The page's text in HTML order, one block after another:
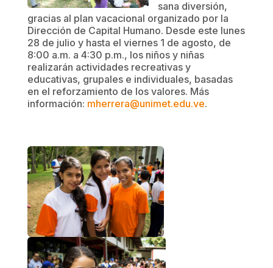
sana diversión,
gracias al plan vacacional organizado por la
Dirección de Capital Humano. Desde este lunes
28 de julio y hasta el viernes 1 de agosto, de
8:00 a.m. a 4:30 p.m., los niños y niñas
realizarán actividades recreativas y
educativas, grupales e individuales, basadas
en el reforzamiento de los valores. Más
información: mherrera@unimet.edu.ve.